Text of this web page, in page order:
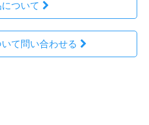
ついて
て問い合わせる